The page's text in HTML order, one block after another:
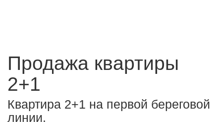
Продажа квартиры
2+1
Квартира 2+1 на первой береговой
линии.